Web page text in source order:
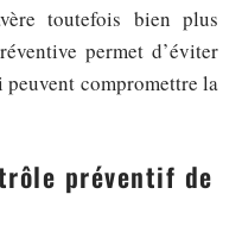
toutefois bien plus
permet d’éviter
peuvent compromettre la
préventif de